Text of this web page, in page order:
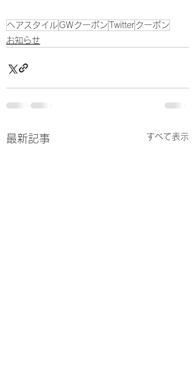
ヘアスタイルGWクーポン Twitter クーポン
お知らせ
最新記事 すべて表示